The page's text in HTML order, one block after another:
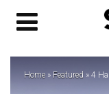
Home » Featured » 4